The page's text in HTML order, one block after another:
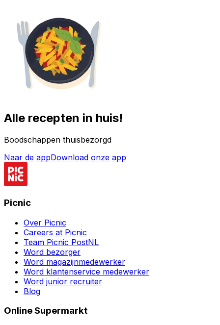
Alle recepten in huis!
Boodschappen thuisbezorgd
Naar de appDownload onze app
Picnic
Over Picnic
Careers at Picnic
Team Picnic PostNL
Word bezorger
Word magazijnmedewerker
Word klantenservice medewerker
Word junior recruiter
Blog
Online Supermarkt